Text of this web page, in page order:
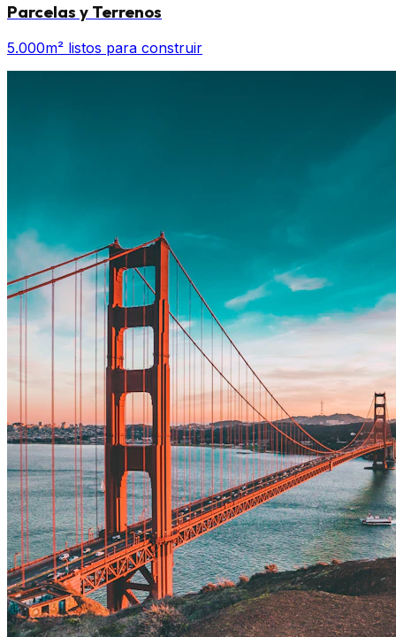
Parcelas y Terrenos
5.000m² listos para construir